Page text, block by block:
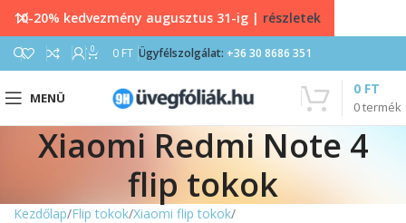
0 0 FT Ügyfélszolgálat: +36 30 8686 351
MENÜ
0termék
0 FT
Xiaomi Redmi Note 4
flip tokok
Kezdőlap Flip tokok Xiaomi flip tokok
10-20% kedvezmény augusztus 31-ig | részletek